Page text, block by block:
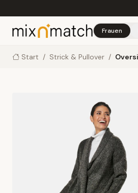
Frauen
Start / Strick & Pullover /